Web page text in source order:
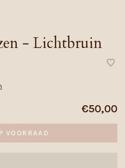
- Lichtbruin
€50,00
VOORRAAD